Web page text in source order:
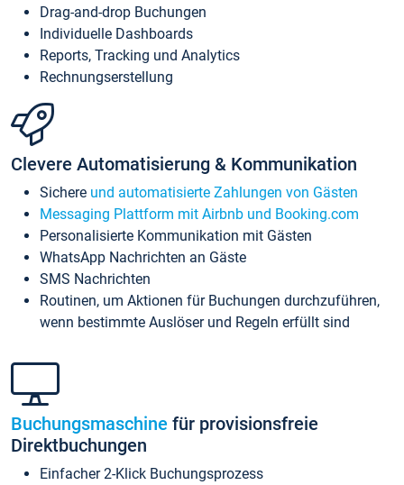
Drag-and-drop Buchungen
Individuelle Dashboards
Reports, Tracking und Analytics
Rechnungserstellung
Clevere Automatisierung & Kommunikation
Sichere und automatisierte Zahlungen von Gästen
Messaging Plattform mit Airbnb und Booking.com
Personalisierte Kommunikation mit Gästen
WhatsApp Nachrichten an Gäste
SMS Nachrichten
Routinen, um Aktionen für Buchungen durchzuführen,
wenn bestimmte Auslöser und Regeln erfüllt sind
Buchungsmaschine für provisionsfreie
Direktbuchungen
Einfacher 2-Klick Buchungsprozess